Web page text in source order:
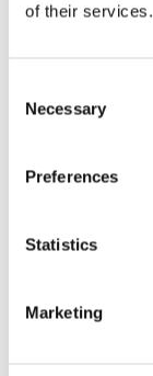
of their services.
Selection
Necessary
Preferences
Statistics
Marketing